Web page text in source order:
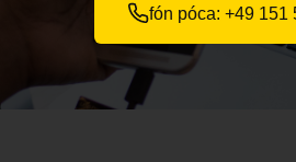
fón póca: +49 151